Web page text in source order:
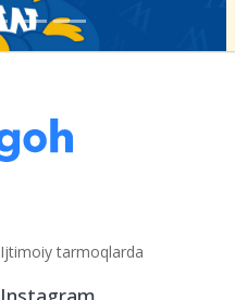
Ijtimoiy tarmoqlarda